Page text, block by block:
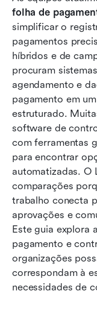
folha de
simplificar o
pagamentos
híbridos e de
procuram
agendamento e
pagamento em
estruturado.
software de
com ferramentas
para encontrar
automatizadas. O
comparações
trabalho conecta
aprovações e
Este guia explora
pagamento e
organizações
correspondam à
necessidades de
9 melhores
pagamento e
Recursos
pagamento e
Por que o
pagamento
Como
de ponto para
Conclusão
Perguntas
Leitura